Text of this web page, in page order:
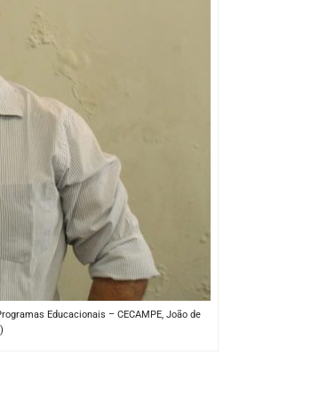
Educacionais – CECAMPE, João de